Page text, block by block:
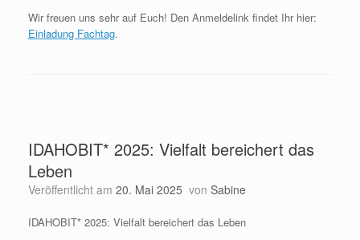
Wir freuen uns sehr auf Euch! Den Anmeldelink findet Ihr hier:
Einladung Fachtag.
IDAHOBIT* 2025: Vielfalt bereichert das
Leben
Veröffentlicht am 20. Mai 2025 von Sabine
IDAHOBIT* 2025: Vielfalt bereichert das Leben